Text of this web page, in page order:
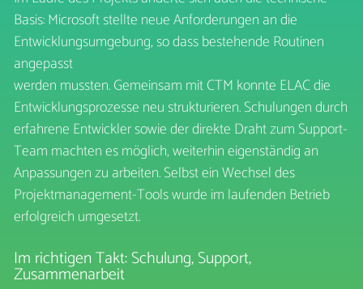
Basis: Microsoft stellte neue Anforderungen an die
Entwicklungsumgebung, so dass bestehende Routinen
angepasst
werden mussten. Gemeinsam mit CTM konnte ELAC die
Entwicklungsprozesse neu strukturieren. Schulungen durch
erfahrene Entwickler sowie der direkte Draht zum Support-
Team machten es möglich, weiterhin eigenständig an
Anpassungen zu arbeiten. Selbst ein Wechsel des
Projektmanagement-Tools wurde im laufenden Betrieb
erfolgreich umgesetzt.
Im richtigen Takt: Schulung, Support,
Zusammenarbeit